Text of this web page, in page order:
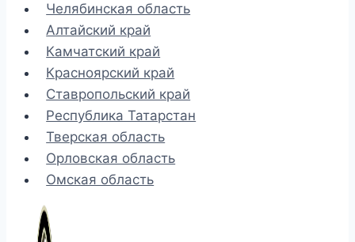
Челябинская область
Алтайский край
Камчатский край
Красноярский край
Ставропольский край
Республика Татарстан
Тверская область
Орловская область
Омская область